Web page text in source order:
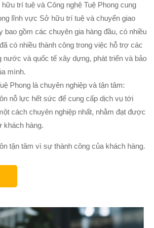
trí tuệ và Công nghệ Tuệ Phong cung
lĩnh vực Sở hữu trí tuệ và chuyển giao
bao gồm các chuyên gia hàng đầu, có nhiều
có nhiều thành công trong việc hỗ trợ các
nước và quốc tế xây dựng, phát triển và bảo
mình.
Phong là chuyên nghiệp và tận tâm:
nỗ lực hết sức để cung cấp dịch vụ tới
cách chuyên nghiệp nhất, nhằm đạt được
khách hàng.
tận tâm vì sự thành công của khách hàng.